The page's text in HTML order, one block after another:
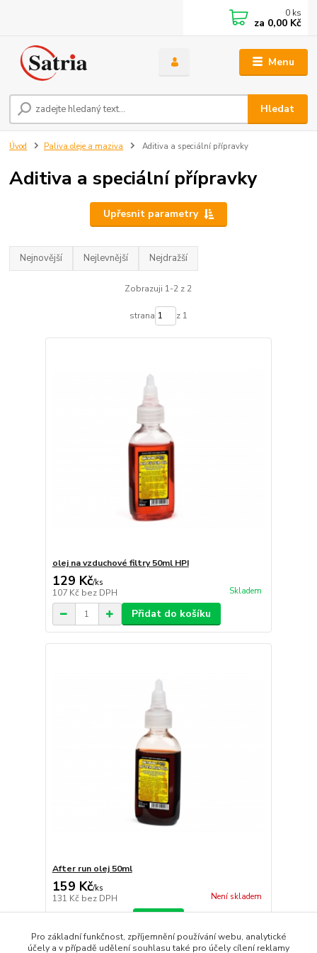
Menu
Hledat
0 ks
za 0,00 Kč
Úvod Paliva.oleje a maziva Aditiva a speciální přípravky
Aditiva a speciální přípravky
Upřesnit parametry
Nejnovější Nejlevnější Nejdražší
Zobrazuji 1-2 z 2
strana z 1
olej na vzduchové filtry 50ml HPI
129 Kč/ks
107 Kč bez DPH Skladem
Přidat do košíku
After run olej 50ml
159 Kč/ks
131 Kč bez DPH Není skladem
Pro základní funkčnost, zpříjemnění používání webu, analytické
účely a v případě udělení souhlasu také pro účely cílení reklamy